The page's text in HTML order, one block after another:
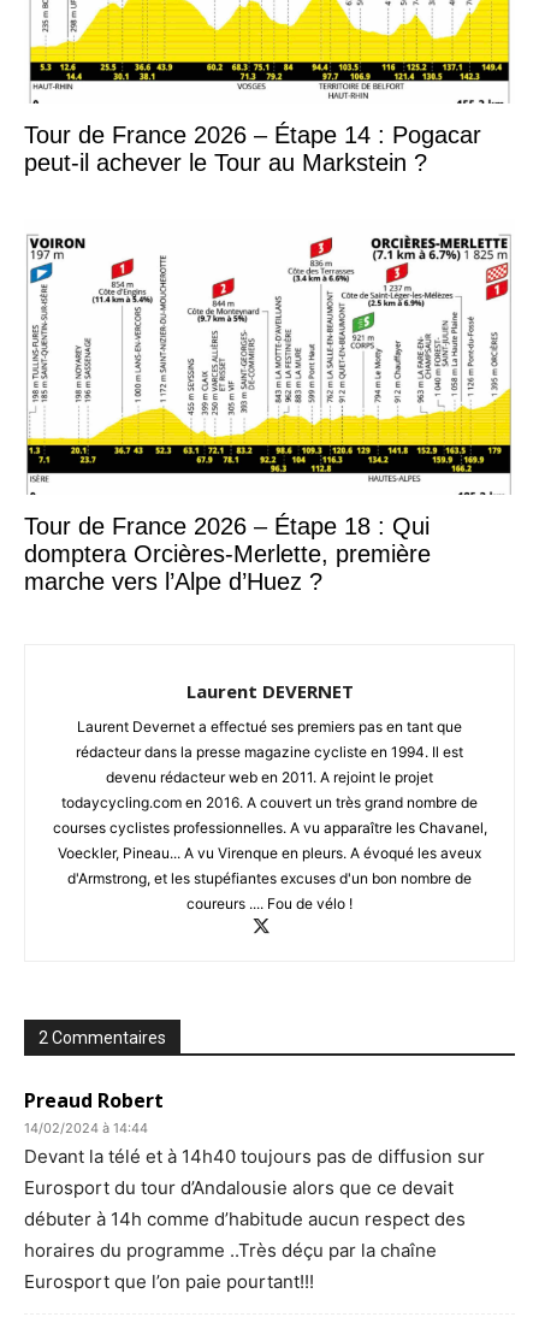
Tour de France 2026 – Étape 14 : Pogacar
peut-il achever le Tour au Markstein ?
Tour de France 2026 – Étape 18 : Qui
domptera Orcières-Merlette, première
marche vers l’Alpe d’Huez ?
Laurent DEVERNET
Laurent Devernet a effectué ses premiers pas en tant que
rédacteur dans la presse magazine cycliste en 1994. Il est
devenu rédacteur web en 2011. A rejoint le projet
todaycycling.com en 2016. A couvert un très grand nombre de
courses cyclistes professionnelles. A vu apparaître les Chavanel,
Voeckler, Pineau... A vu Virenque en pleurs. A évoqué les aveux
d'Armstrong, et les stupéfiantes excuses d'un bon nombre de
coureurs .... Fou de vélo !
2 Commentaires
Preaud Robert
14/02/2024 à 14:44
Devant la télé et à 14h40 toujours pas de diffusion sur
Eurosport du tour d’Andalousie alors que ce devait
débuter à 14h comme d’habitude aucun respect des
horaires du programme ..Très déçu par la chaîne
Eurosport que l’on paie pourtant!!!